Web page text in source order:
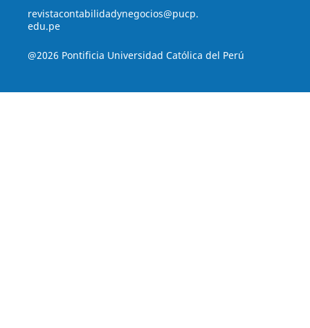
revistacontabilidadynegocios@pucp.
edu.pe
@2026 Pontificia Universidad Católica del Perú